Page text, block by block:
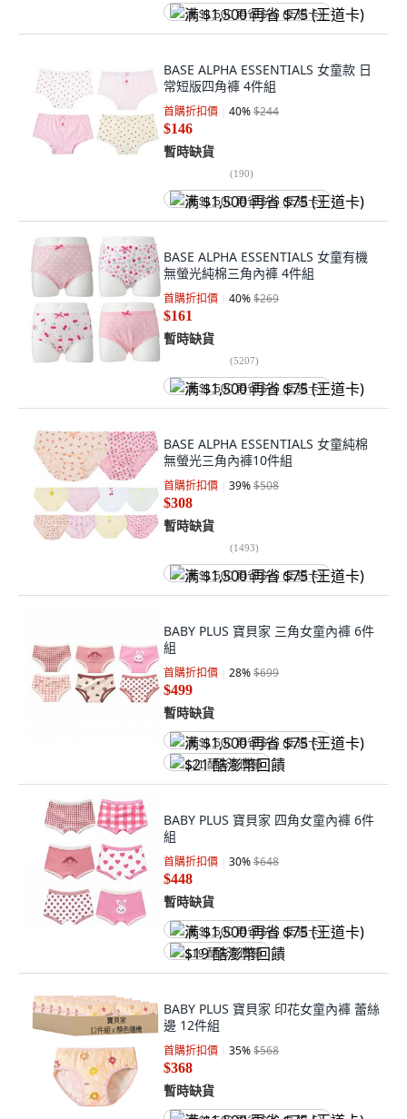
满 $1,500 再省 $75 (王道卡)
BASE ALPHA ESSENTIALS 女童款 日
常短版四角褲 4件組
首購折扣價 40%$244
$146
暫時缺貨
(190)
满 $1,500 再省 $75 (王道卡)
BASE ALPHA ESSENTIALS 女童有機
無螢光純棉三角內褲 4件組
首購折扣價 40%$269
$161
暫時缺貨
(5207)
满 $1,500 再省 $75 (王道卡)
BASE ALPHA ESSENTIALS 女童純棉
無螢光三角內褲10件組
首購折扣價 39%$508
$308
暫時缺貨
(1493)
满 $1,500 再省 $75 (王道卡)
BABY PLUS 寶貝家 三角女童內褲 6件
組
首購折扣價 28%$699
$499
暫時缺貨
满 $1,500 再省 $75 (王道卡)
$21 酷澎幣回饋
BABY PLUS 寶貝家 四角女童內褲 6件
組
首購折扣價 30%$648
$448
暫時缺貨
满 $1,500 再省 $75 (王道卡)
$19 酷澎幣回饋
BABY PLUS 寶貝家 印花女童內褲 蕾絲
邊 12件組
首購折扣價 35%$568
$368
暫時缺貨